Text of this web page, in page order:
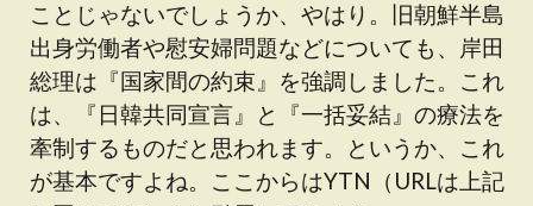
ことじゃないでしょうか、やはり。旧朝鮮半島
出身労働者や慰安婦問題などについても、岸田
総理は『国家間の約束』を強調しました。これ
は、『日韓共同宣言』と『一括妥結』の療法を
牽制するものだと思われます。というか、これ
が基本ですよね。ここからはYTN（URLは上記